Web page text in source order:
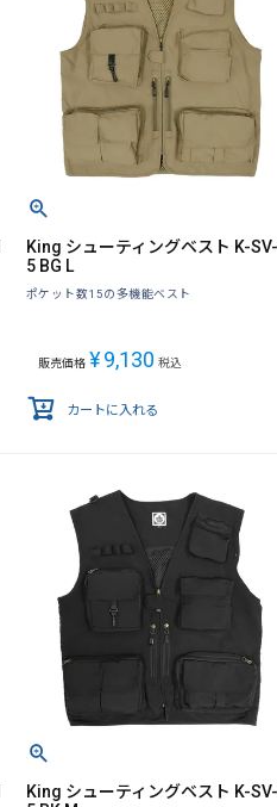
King シューティングベスト K-
5 BG L
ポケット数15の多機能ベスト
販売価格 ¥9,130 税込
カートに入れる
King シューティングベスト K-